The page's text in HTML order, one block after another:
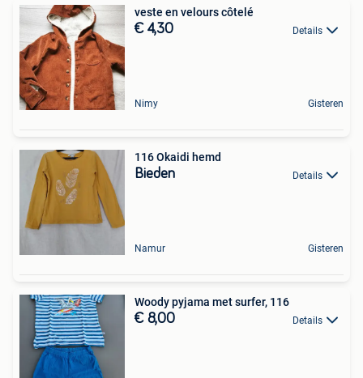
veste en velours côtelé
€ 4,30 Details
Nimy Gisteren
116 Okaidi hemd
Bieden Details
Namur Gisteren
Woody pyjama met surfer, 116
€ 8,00 Details